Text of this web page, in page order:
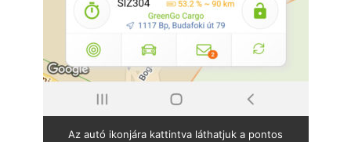
Az autó ikonjára kattintva láthatjuk a pontos